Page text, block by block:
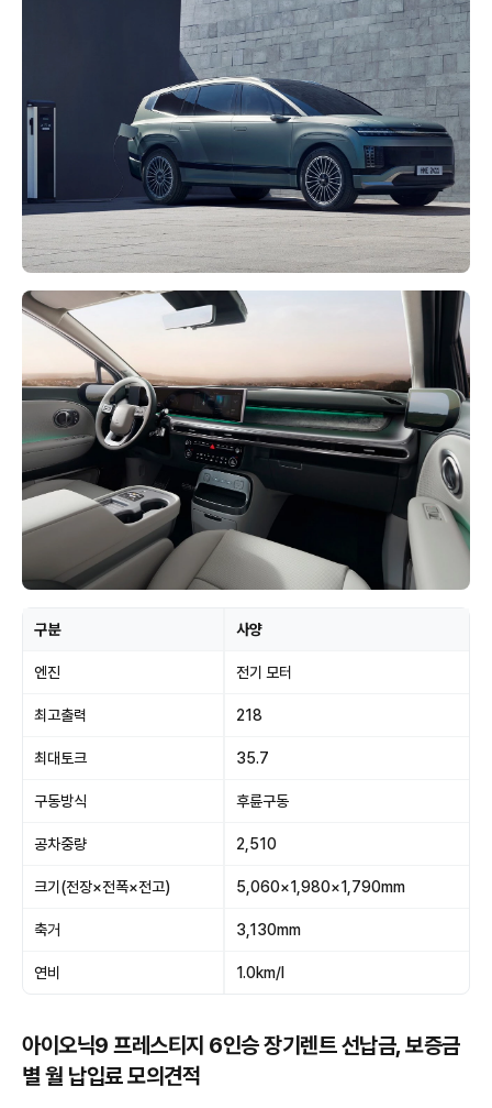
구분 사양
엔진 전기 모터
최고출력 218
최대토크 35.7
구동방식 후륜구동
공차중량 2,510
크기(전장×전폭×전고) 5,060×1,980×1,790mm
축거 3,130mm
연비 1.0km/l
아이오닉9 프레스티지 6인승 장기렌트 선납금, 보증금
별 월 납입료 모의견적